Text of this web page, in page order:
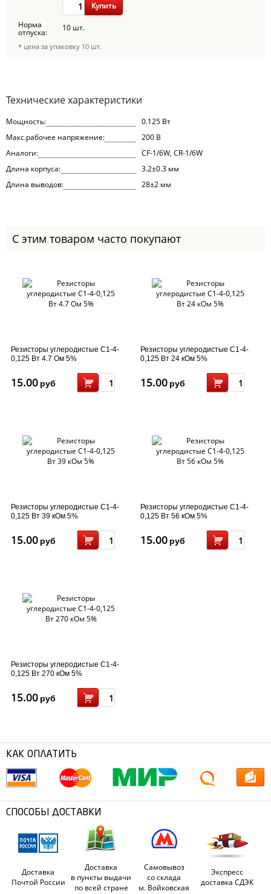
Купить
Норма
отпуска: 10 шт.
* цена за упаковку 10 шт.
Технические характеристики
Мощность:
0.125 Вт
Макс.рабочее напряжение:
200 В
Аналоги:
CF-1/6W, CR-1/6W
Длина корпуса:
3.2±0.3 мм
Длина выводов:
28±2 мм
С этим товаром часто покупают
Резисторы углеродистые C1-4-
0,125 Вт 4.7 Oм 5%
15.00 руб
Резисторы углеродистые C1-4-
0,125 Вт 24 кOм 5%
15.00 руб
Резисторы углеродистые C1-4-
0,125 Вт 39 кOм 5%
15.00 руб
Резисторы углеродистые C1-4-
0,125 Вт 56 кOм 5%
15.00 руб
Резисторы углеродистые C1-4-
0,125 Вт 270 кOм 5%
15.00 руб
КАК ОПЛАТИТЬ
СПОСОБЫ ДОСТАВКИ
Доставка
Почтой России
Доставка
в пункты выдачи
по всей стране
Самовывоз
со склада
м. Войковская
Экспресс
доставка СДЭК